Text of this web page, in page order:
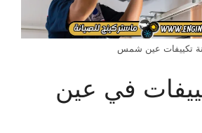
تكييفات عين شمس
في عين